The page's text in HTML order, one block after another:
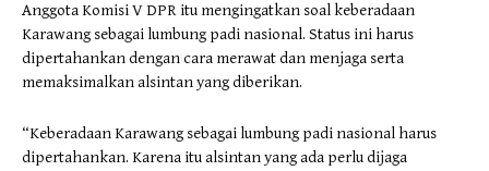
Anggota Komisi V DPR itu mengingatkan soal keberadaan
Karawang sebagai lumbung padi nasional. Status ini harus
dipertahankan dengan cara merawat dan menjaga serta
memaksimalkan alsintan yang diberikan.
“Keberadaan Karawang sebagai lumbung padi nasional harus
dipertahankan. Karena itu alsintan yang ada perlu dijaga